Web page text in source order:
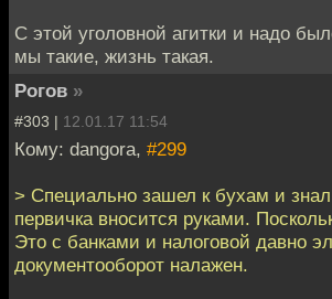
С этой уголовной агитки и надо
мы такие, жизнь такая.
Рогов »
#303 | 12.01.17 11:54
Кому: dangora, #299
> Специально зашел к бухам и
первичка вносится руками.
Это с банками и налоговой давно
документооборот налажен.